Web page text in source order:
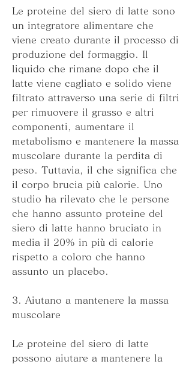
Le proteine del siero di latte sono
un integratore alimentare che
viene creato durante il processo di
produzione del formaggio. Il
liquido che rimane dopo che il
latte viene cagliato e solido viene
filtrato attraverso una serie di filtri
per rimuovere il grasso e altri
componenti, aumentare il
metabolismo e mantenere la massa
muscolare durante la perdita di
peso. Tuttavia, il che significa che
il corpo brucia più calorie. Uno
studio ha rilevato che le persone
che hanno assunto proteine del
siero di latte hanno bruciato in
media il 20% in più di calorie
rispetto a coloro che hanno
assunto un placebo.
3. Aiutano a mantenere la massa
muscolare
Le proteine del siero di latte
possono aiutare a mantenere la